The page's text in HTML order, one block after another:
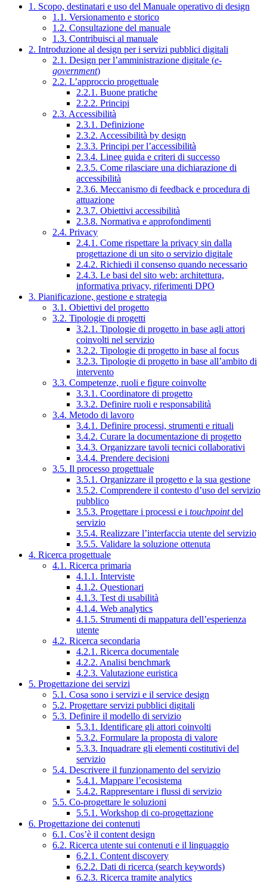
1. Scopo, destinatari e uso del Manuale operativo di design
1.1. Versionamento e storico
1.2. Consultazione del manuale
1.3. Contribuisci al manuale
2. Introduzione al design per i servizi pubblici digitali
2.1. Design per l’amministrazione digitale (e-
government)
2.2. L’approccio progettuale
2.2.1. Buone pratiche
2.2.2. Principi
2.3. Accessibilità
2.3.1. Definizione
2.3.2. Accessibilità by design
2.3.3. Principi per l’accessibilità
2.3.4. Linee guida e criteri di successo
2.3.5. Come rilasciare una dichiarazione di
accessibilità
2.3.6. Meccanismo di feedback e procedura di
attuazione
2.3.7. Obiettivi accessibilità
2.3.8. Normativa e approfondimenti
2.4. Privacy
2.4.1. Come rispettare la privacy sin dalla
progettazione di un sito o servizio digitale
2.4.2. Richiedi il consenso quando necessario
2.4.3. Le basi del sito web: architettura,
informativa privacy, riferimenti DPO
3. Pianificazione, gestione e strategia
3.1. Obiettivi del progetto
3.2. Tipologie di progetti
3.2.1. Tipologie di progetto in base agli attori
coinvolti nel servizio
3.2.2. Tipologie di progetto in base al focus
3.2.3. Tipologie di progetto in base all’ambito di
intervento
3.3. Competenze, ruoli e figure coinvolte
3.3.1. Coordinatore di progetto
3.3.2. Definire ruoli e responsabilità
3.4. Metodo di lavoro
3.4.1. Definire processi, strumenti e rituali
3.4.2. Curare la documentazione di progetto
3.4.3. Organizzare tavoli tecnici collaborativi
3.4.4. Prendere decisioni
3.5. Il processo progettuale
3.5.1. Organizzare il progetto e la sua gestione
3.5.2. Comprendere il contesto d’uso del servizio
pubblico
3.5.3. Progettare i processi e i touchpointdel
servizio
3.5.4. Realizzare l’interfaccia utente del servizio
3.5.5. Validare la soluzione ottenuta
4. Ricerca progettuale
4.1. Ricerca primaria
4.1.1. Interviste
4.1.2. Questionari
4.1.3. Test di usabilità
4.1.4. Web analytics
4.1.5. Strumenti di mappatura dell’esperienza
utente
4.2. Ricerca secondaria
4.2.1. Ricerca documentale
4.2.2. Analisi benchmark
4.2.3. Valutazione euristica
5. Progettazione dei servizi
5.1. Cosa sono i servizi e il service design
5.2. Progettare servizi pubblici digitali
5.3. Definire il modello di servizio
5.3.1. Identificare gli attori coinvolti
5.3.2. Formulare la proposta di valore
5.3.3. Inquadrare gli elementi costitutivi del
servizio
5.4. Descrivere il funzionamento del servizio
5.4.1. Mappare l’ecosistema
5.4.2. Rappresentare i flussi di servizio
5.5. Co-progettare le soluzioni
5.5.1. Workshop di co-progettazione
6. Progettazione dei contenuti
6.1. Cos’è il content design
6.2. Ricerca utente sui contenuti e il linguaggio
6.2.1. Content discovery
6.2.2. Dati di ricerca (search keywords)
6.2.3. Ricerca tramite analytics